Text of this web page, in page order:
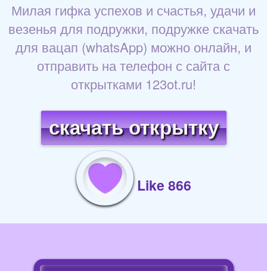
Милая гифка успехов и счастья, удачи и
везенья для подружки, подружке скачать
для вацап (whatsApp) можно онлайн, и
отправить на телефон с сайта с
открытками 123ot.ru!
скачать открытку
Like 866